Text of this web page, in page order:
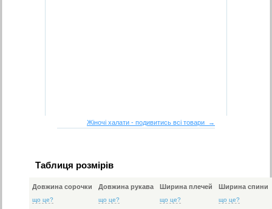
Жіночі халати - подивитись всі товари →
Таблиця розмірів
Довжина сорочки
що це?
Довжина рукава
що це?
Ширина плечей
що це?
Ширина спини
що це?